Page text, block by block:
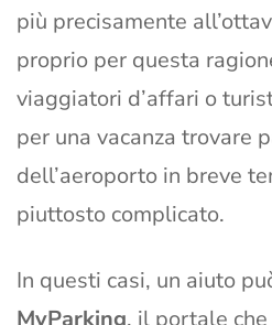
più precisamente
proprio per questa
viaggiatori d’affari o
per una vacanza trovare
dell’aeroporto in breve
piuttosto complicato.
In questi casi, un aiuto